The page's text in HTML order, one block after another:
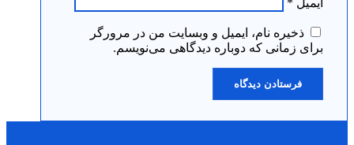
ایمیل *
ذخیره نام، ایمیل و وبسایت من در مرورگر
برای زمانی که دوباره دیدگاهی می‌نویسم.